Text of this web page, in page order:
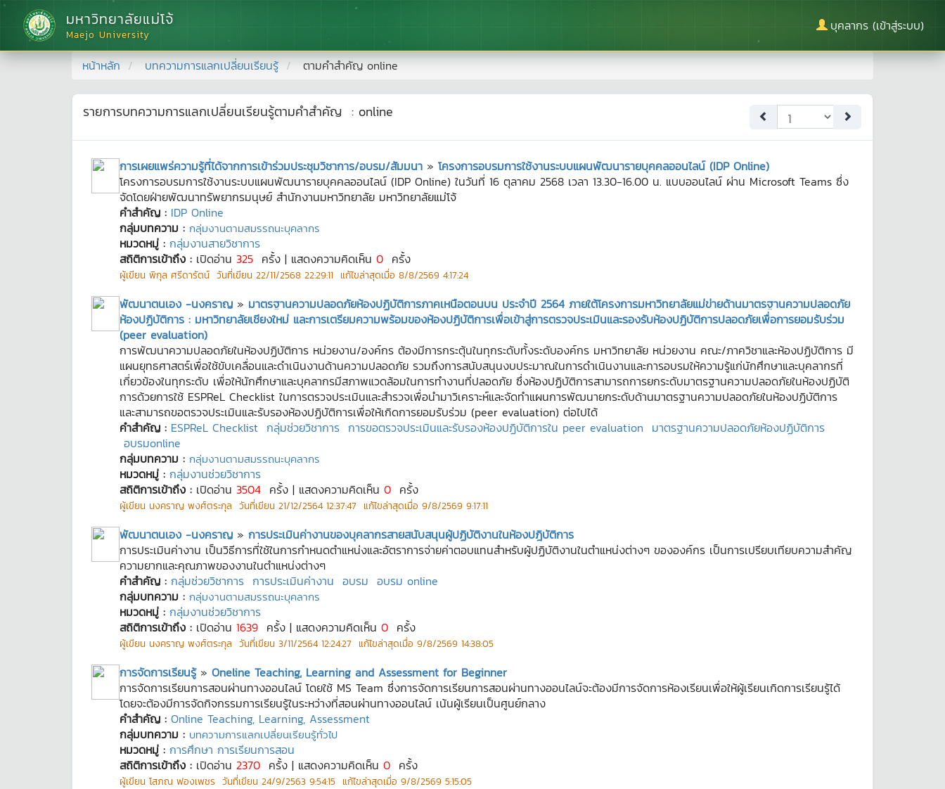
มหาวิทยาลัยแม่โจ้
Maejo University
บุคลากร (เข้าสู่ระบบ)
หน้าหลัก บทความการแลกเปลี่ยนเรียนรู้ ตามคำสำคัญ online
รายการบทความการแลกเปลี่ยนเรียนรู้ตามคำสำคัญ : online
การเผยแพร่ความรู้ที่ได้จากการเข้าร่วมประชุมวิชาการ/อบรม/สัมมนา » โครงการอบรมการใช้งานระบบแผนพัฒนารายบุคคลออนไลน์ (IDP Online)
โครงการอบรมการใช้งานระบบแผนพัฒนารายบุคคลออนไลน์ (IDP Online) ในวันที่ 16 ตุลาคม 2568 เวลา 13.30-16.00 น. แบบออนไลน์ ผ่าน Microsoft Teams ซึ่ง
จัดโดยฝ่ายพัฒนาทรัพยากรมนุษย์ สำนักงานมหาวิทยาลัย มหาวิทยาลัยแม่โจ้
คำสำคัญ : IDP Online
กลุ่มบทความ : กลุ่มงานตามสมรรถนะบุคลากร
หมวดหมู่ : กลุ่มงานสายวิชาการ
สถิติการเข้าถึง : เปิดอ่าน 325 ครั้ง | แสดงความคิดเห็น 0 ครั้ง
ผู้เขียน พิกุล ศรีดารัตน์ วันที่เขียน 22/11/2568 22:29:11 แก้ไขล่าสุดเมื่อ 8/8/2569 4:17:24
พัฒนาตนเอง -นงคราญ » มาตรฐานความปลอดภัยห้องปฏิบัติการภาคเหนือตอนบน ประจำปี 2564 ภายใต้โครงการมหาวิทยาลัยแม่ข่ายด้านมาตรฐานความปลอดภัย
ห้องปฏิบัติการ : มหาวิทยาลัยเชียงใหม่ และการเตรียมความพร้อมของห้องปฏิบัติการเพื่อเข้าสู่การตรวจประเมินและรองรับห้องปฏิบัติการปลอดภัยเพื่อการยอมรับร่วม
(peer evaluation)
การพัฒนาความปลอดภัยในห้องปฏิบัติการ หน่วยงาน/องค์กร ต้องมีการกระตุ้นในทุกระดับทั้งระดับองค์กร มหาวิทยาลัย หน่วยงาน คณะ/ภาควิชาและห้องปฏิบัติการ มี
แผนยุทธศาสตร์เพื่อใช้ขับเคลื่อนและดำเนินงานด้านความปลอดภัย รวมถึงการสนับสนุนงบประมาณในการดำเนินงานและการอบรมให้ความรู้แก่นักศึกษาและบุคลากรที่
เกี่ยวข้องในทุกระดับ เพื่อให้นักศึกษาและบุคลากรมีสภาพแวดล้อมในการทำงานที่ปลอดภัย ซึ่งห้องปฏิบัติการสามารถการยกระดับมาตรฐานความปลอดภัยในห้องปฏิบัติ
การด้วยการใช้ ESPReL Checklist ในการตรวจประเมินและสำรวจเพื่อนำมาวิเคราะห์และจัดทำแผนการพัฒนายกระดับด้านมาตรฐานความปลอดภัยในห้องปฏิบัติการ
และสามารถขอตรวจประเมินและรับรองห้องปฏิบัติการเพื่อให้เกิดการยอมรับร่วม (peer evaluation) ต่อไปได้
คำสำคัญ : ESPReL Checklist กลุ่มช่วยวิชาการ การขอตรวจประเมินและรับรองห้องปฏิบัติการใน peer evaluation มาตรฐานความปลอดภัยห้องปฏิบัติการ
อบรมonline
กลุ่มบทความ : กลุ่มงานตามสมรรถนะบุคลากร
หมวดหมู่ : กลุ่มงานช่วยวิชาการ
สถิติการเข้าถึง : เปิดอ่าน 3504 ครั้ง | แสดงความคิดเห็น 0 ครั้ง
ผู้เขียน นงคราญ พงศ์ตระกุล วันที่เขียน 21/12/2564 12:37:47 แก้ไขล่าสุดเมื่อ 9/8/2569 9:17:11
พัฒนาตนเอง -นงคราญ » การประเมินค่างานของบุคลากรสายสนับสนุนผู้ปฏิบัติงานในห้องปฎิบัติการ
การประเมินค่างาน เป็นวิธีการที่ใช้ในการกำหนดตำแหน่งและอัตราการจ่ายค่าตอบแทนสำหรับผู้ปฏิบัติงานในตำแหน่งต่างๆ ขององค์กร เป็นการเปรียบเทียบความสำคัญ
ความยากและคุณภาพของงานในตำแหน่งต่างๆ
คำสำคัญ : กลุ่มช่วยวิชาการ การประเมินค่างาน อบรม อบรม online
กลุ่มบทความ : กลุ่มงานตามสมรรถนะบุคลากร
หมวดหมู่ : กลุ่มงานช่วยวิชาการ
สถิติการเข้าถึง : เปิดอ่าน 1639 ครั้ง | แสดงความคิดเห็น 0 ครั้ง
ผู้เขียน นงคราญ พงศ์ตระกุล วันที่เขียน 3/11/2564 12:24:27 แก้ไขล่าสุดเมื่อ 9/8/2569 14:38:05
การจัดการเรียนรู้» Oneline Teaching, Learning and Assessment for Beginner
การจัดการเรียนการสอนผ่านทางออนไลน์ โดยใช้ MS Team ซึ่งการจัดการเรียนการสอนผ่านทางออนไลน์จะต้องมีการจัดการห้องเรียนเพื่อให้ผู้เรียนเกิดการเรียนรู้ได้
โดยจะต้องมีการจัดกิจกรรมการเรียนรู้ในระหว่างที่สอนผ่านทางออนไลน์ เน้นผู้เรียนเป็นศูนย์กลาง
คำสำคัญ : Online Teaching, Learning, Assessment
กลุ่มบทความ : บทความการแลกเปลี่ยนเรียนรู้ทั่วไป
หมวดหมู่ : การศึกษา การเรียนการสอน
สถิติการเข้าถึง : เปิดอ่าน 2370 ครั้ง | แสดงความคิดเห็น 0 ครั้ง
ผู้เขียน โสภณ ฟองเพชร วันที่เขียน 24/9/2563 9:54:15 แก้ไขล่าสุดเมื่อ 9/8/2569 5:15:05